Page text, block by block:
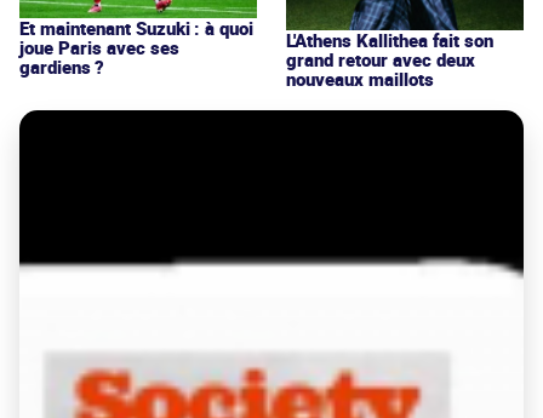
Et maintenant Suzuki : à quoi
joue Paris avec ses
gardiens ?
L'Athens Kallithea fait son
grand retour avec deux
nouveaux maillots